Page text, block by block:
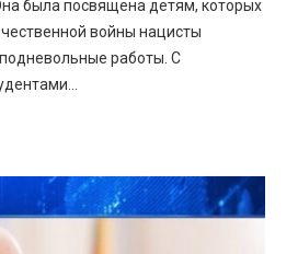
была посвящена детям, которых
войны нацисты
работы. С